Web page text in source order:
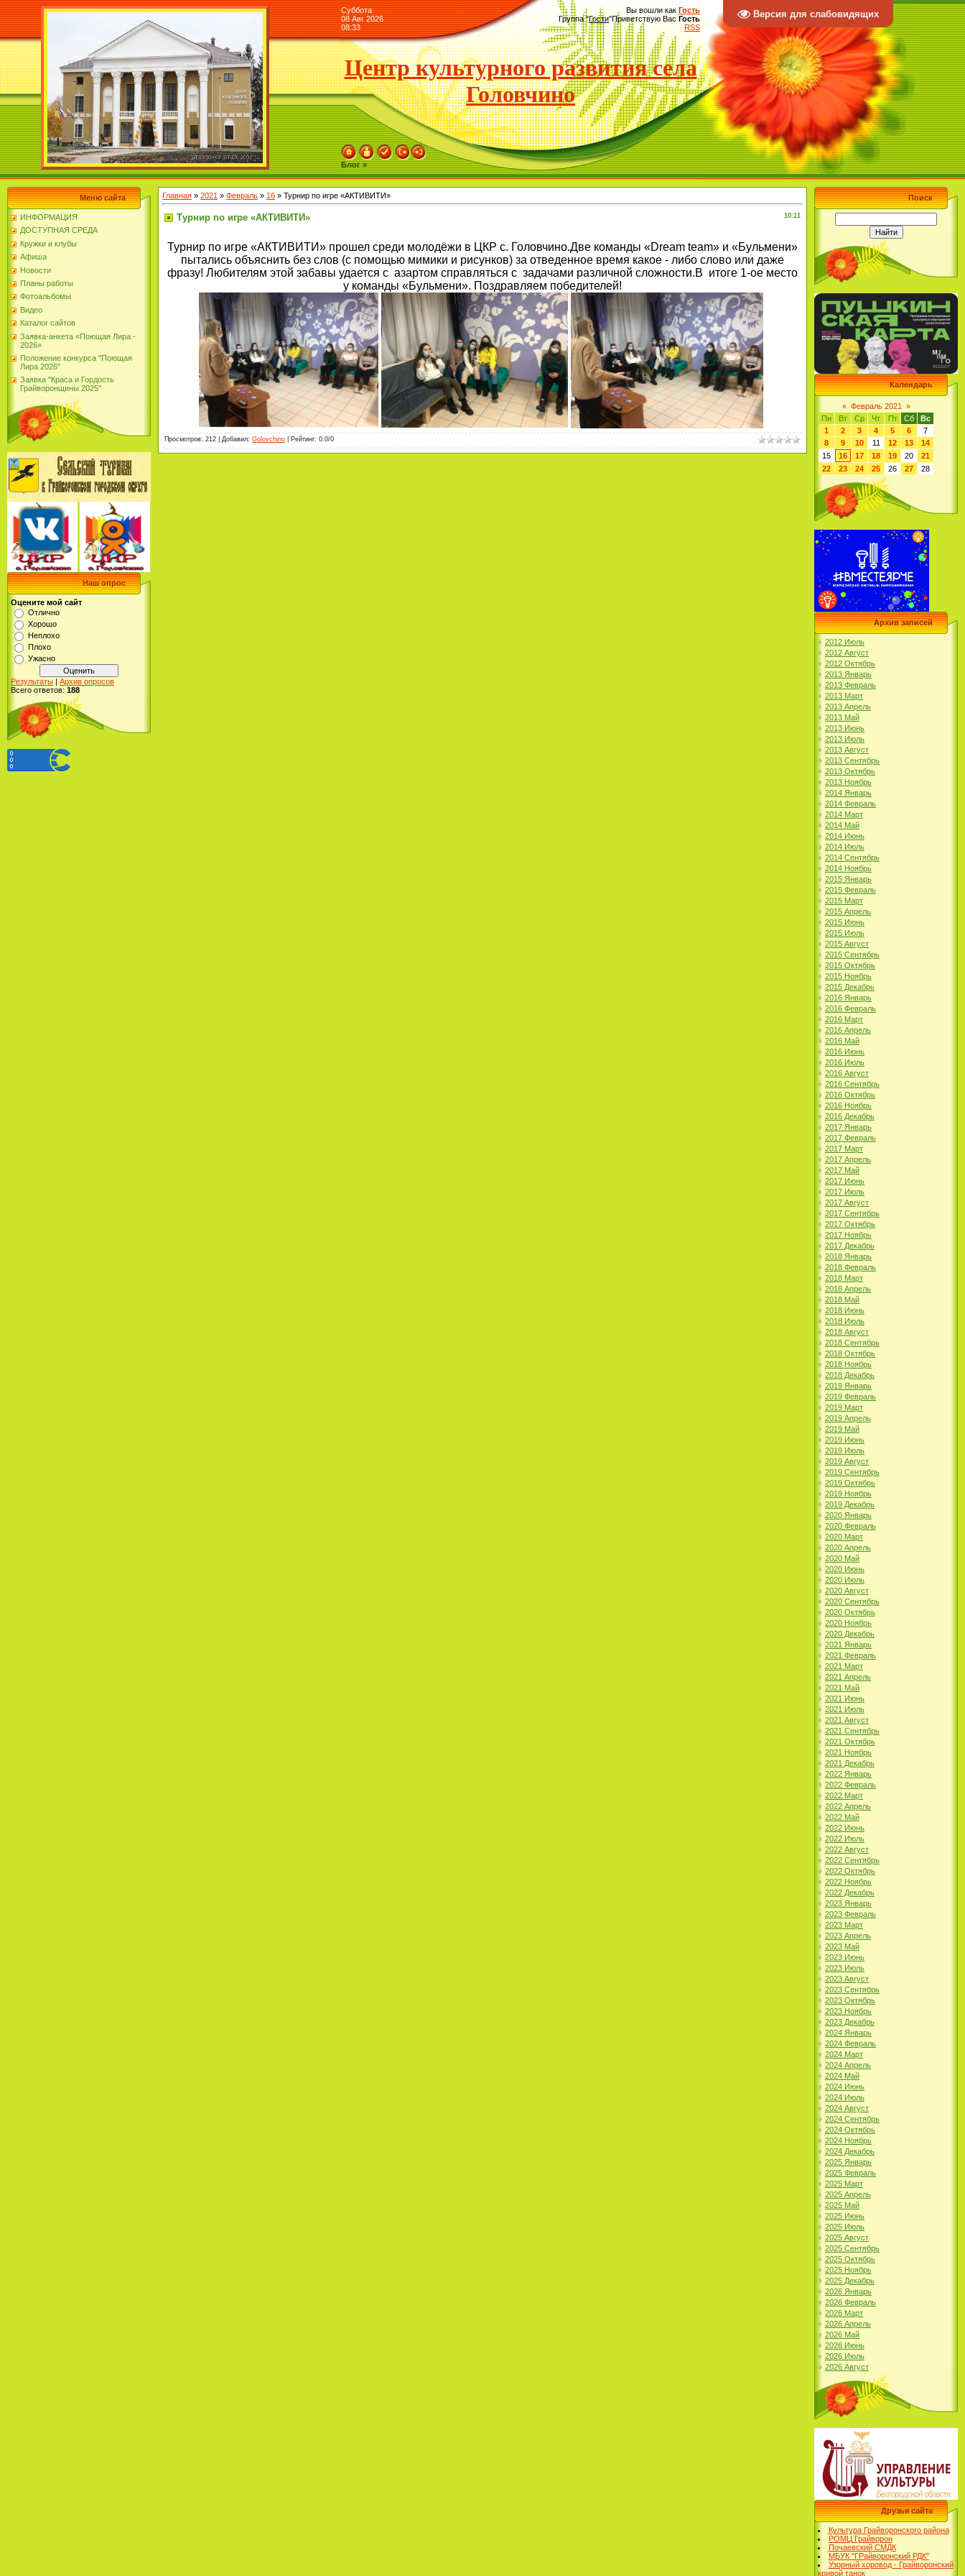
Версия для слабовидящих
Суббота
08 Авг 2026
08:33
Вы вошли как Гость
Группа"Гости"Приветствую Вас Гость
RSS
Центр культурного развития села
Головчино
Блог »
Меню сайта
ИНФОРМАЦИЯ
ДОСТУПНАЯ СРЕДА
Кружки и клубы
Афиша
Новости
Планы работы
Фотоальбомы
Видео
Каталог сайтов
Заявка-анкета «Поющая Лира -
2026»
Положение конкурса "Поющая
Лира 2026"
Заявка "Краса и Гордость
Грайворонщины 2025"
Наш опрос
Оцените мой сайт
Отлично
Хорошо
Неплохо
Плохо
Ужасно
Результаты | Архив опросов
Всего ответов: 188
Главная » 2021 » Февраль » 16 » Турнир по игре «АКТИВИТИ»
10:11
Турнир по игре «АКТИВИТИ»
Турнир по игре «АКТИВИТИ» прошел среди молодёжи в ЦКР с. Головчино.Две команды «Dream tеam» и «Бульмени»
пытались объяснить без слов (с помощью мимики и рисунков) за отведенное время какое - либо слово или даже
фразу! Любителям этой забавы удается с азартом справляться с задачами различной сложности.В итоге 1-ое место
у команды «Бульмени». Поздравляем победителей!
Просмотров: 212 Добавил: Golovchino Рейтинг: 0.0/0
Поиск
Календарь
« Февраль 2021
»
Пн
Вт Ср Чт Пт Сб
Вс
1
2 3 4 5 6
7
8
9 10 11 12 13
14
15
16 17 18 19 20
21
22
23 24 25 26 27 28
Архив записей
2012 Июль
2012 Август
2012 Октябрь
2013 Январь
2013 Февраль
2013 Март
2013 Апрель
2013 Май
2013 Июнь
2013 Июль
2013 Август
2013 Сентябрь
2013 Октябрь
2013 Ноябрь
2014 Январь
2014 Февраль
2014 Март
2014 Май
2014 Июнь
2014 Июль
2014 Сентябрь
2014 Ноябрь
2015 Январь
2015 Февраль
2015 Март
2015 Апрель
2015 Июнь
2015 Июль
2015 Август
2015 Сентябрь
2015 Октябрь
2015 Ноябрь
2015 Декабрь
2016 Январь
2016 Февраль
2016 Март
2016 Апрель
2016 Май
2016 Июнь
2016 Июль
2016 Август
2016 Сентябрь
2016 Октябрь
2016 Ноябрь
2016 Декабрь
2017 Январь
2017 Февраль
2017 Март
2017 Апрель
2017 Май
2017 Июнь
2017 Июль
2017 Август
2017 Сентябрь
2017 Октябрь
2017 Ноябрь
2017 Декабрь
2018 Январь
2018 Февраль
2018 Март
2018 Апрель
2018 Май
2018 Июнь
2018 Июль
2018 Август
2018 Сентябрь
2018 Октябрь
2018 Ноябрь
2018 Декабрь
2019 Январь
2019 Февраль
2019 Март
2019 Апрель
2019 Май
2019 Июнь
2019 Июль
2019 Август
2019 Сентябрь
2019 Октябрь
2019 Ноябрь
2019 Декабрь
2020 Январь
2020 Февраль
2020 Март
2020 Апрель
2020 Май
2020 Июнь
2020 Июль
2020 Август
2020 Сентябрь
2020 Октябрь
2020 Ноябрь
2020 Декабрь
2021 Январь
2021 Февраль
2021 Март
2021 Апрель
2021 Май
2021 Июнь
2021 Июль
2021 Август
2021 Сентябрь
2021 Октябрь
2021 Ноябрь
2021 Декабрь
2022 Январь
2022 Февраль
2022 Март
2022 Апрель
2022 Май
2022 Июнь
2022 Июль
2022 Август
2022 Сентябрь
2022 Октябрь
2022 Ноябрь
2022 Декабрь
2023 Январь
2023 Февраль
2023 Март
2023 Апрель
2023 Май
2023 Июнь
2023 Июль
2023 Август
2023 Сентябрь
2023 Октябрь
2023 Ноябрь
2023 Декабрь
2024 Январь
2024 Февраль
2024 Март
2024 Апрель
2024 Май
2024 Июнь
2024 Июль
2024 Август
2024 Сентябрь
2024 Октябрь
2024 Ноябрь
2024 Декабрь
2025 Январь
2025 Февраль
2025 Март
2025 Апрель
2025 Май
2025 Июнь
2025 Июль
2025 Август
2025 Сентябрь
2025 Октябрь
2025 Ноябрь
2025 Декабрь
2026 Январь
2026 Февраль
2026 Март
2026 Апрель
2026 Май
2026 Июнь
2026 Июль
2026 Август
Друзья сайта
Культура Грайворонского района
РОМЦ Грайворон
Почаевский СМДК
МБУК "ГРайворонский РДК"
Узорный хоровод - Грайворонский
кривой танок